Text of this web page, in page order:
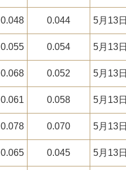
0.048 0.044 5月13日
0.055 0.054 5月13日
0.068 0.052 5月13日
0.061 0.058 5月13日
0.078 0.070 5月13日
0.065 0.045 5月13日